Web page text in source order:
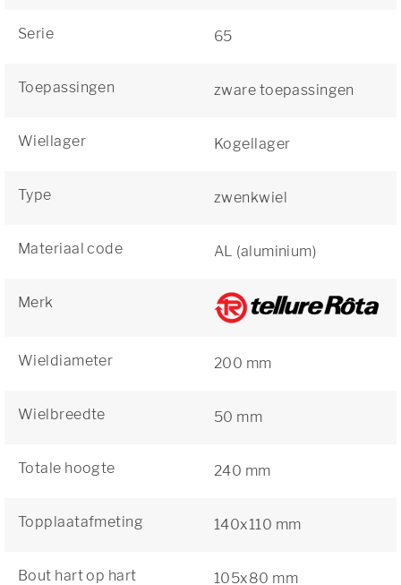
Serie 65
Toepassingen zware toepassingen
Wiellager Kogellager
Type zwenkwiel
Materiaal code AL (aluminium)
Merk
Wieldiameter 200 mm
Wielbreedte 50 mm
Totale hoogte 240 mm
Topplaatafmeting 140x110 mm
Bout hart op hart 105x80 mm